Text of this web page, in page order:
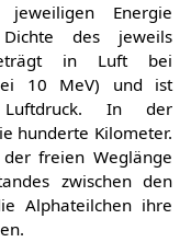
Energie
des jeweils
in Luft bei
10 MeV) und ist
Luftdruck. In der
hunderte Kilometer.
freien Weglänge
zwischen den
Alphateilchen ihre